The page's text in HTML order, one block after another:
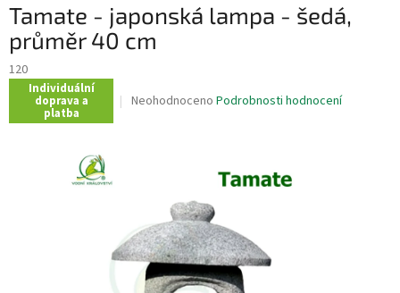
Tamate - japonská lampa - šedá,
průměr 40 cm
120
Individuální
doprava a
platba
Průměrné
hvězdiček.
Neohodnoceno Podrobnosti hodnocení